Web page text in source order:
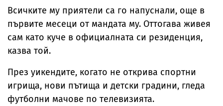
Всичките му приятели са го напуснали, още в
първите месеци от мандата му. Оттогава живея
сам като куче в официалната си резиденция,
казва той.
През уикендите, когато не открива спортни
игрища, нови пътища и детски градини, гледа
футболни мачове по телевизията.